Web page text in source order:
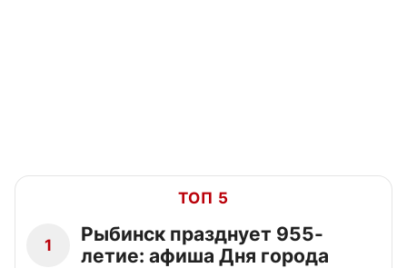
ТОП 5
1
Рыбинск празднует 955-
летие: афиша Дня города